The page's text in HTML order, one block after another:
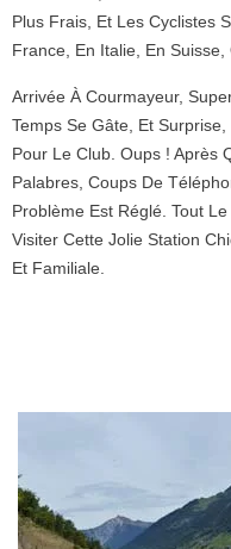
Plus Frais, Et Les Cyclistes
France, En Italie, En Suisse,
Arrivée À Courmayeur,
Temps Se Gâte, Et
Pour Le Club. Oups ! Après
Palabres, Coups De
Problème Est Réglé. Tout
Visiter Cette Jolie Station
Et Familiale.